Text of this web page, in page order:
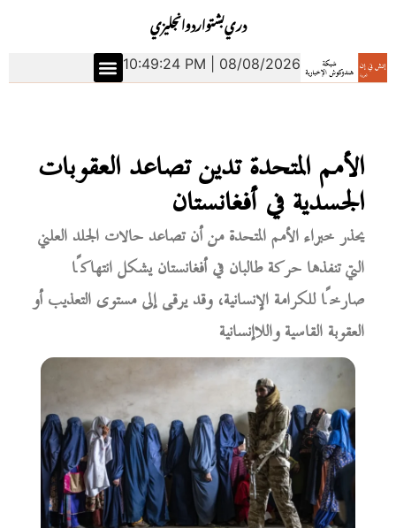
انجليزياردوبشتودري
10:49:25 PM | 08/08/2026
الأمم المتحدة تدين تصاعد العقوبات
الجسدية في أفغانستان
يحذر خبراء الأمم المتحدة من أن تصاعد حالات الجلد العلني
التي تنفذها حركة طالبان في أفغانستان يشكل انتهاكًا
صارخًا للكرامة الإنسانية، وقد يرقى إلى مستوى التعذيب أو
العقوبة القاسية واللاإنسانية